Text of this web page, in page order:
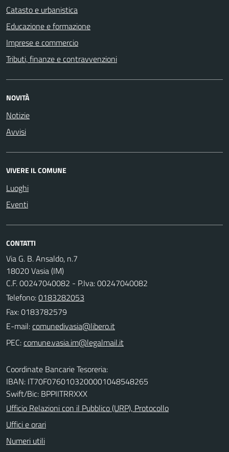
Catasto e urbanistica
Educazione e formazione
Imprese e commercio
Tributi, finanze e contravvenzioni
NOVITÀ
Notizie
Avvisi
VIVERE IL COMUNE
Luoghi
Eventi
CONTATTI
Via G. B. Ansaldo, n.7
18020 Vasia (IM)
C.F. 00247040082 - P.Iva: 00247040082
Telefono:0183282053
Fax: 0183782579
E-mail:
PEC:
Coordinate Bancarie Tesoreria:
IBAN: IT70F0760103200001048548265
Swift/Bic: BPPIITRRXXX
Ufficio Relazioni con il Pubblico (URP), Protocollo
Uffici e orari
Numeri utili